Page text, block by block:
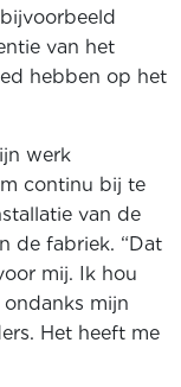
van het
hebben op het
werk
continu bij te
van de
de fabriek. “Dat
mij. Ik hou
mijn
Het heeft me